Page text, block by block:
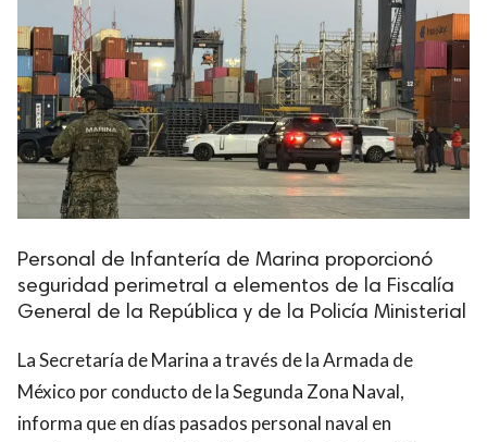
Personal de Infantería de Marina proporcionó
seguridad perimetral a elementos de la Fiscalía
General de la República y de la Policía Ministerial
La Secretaría de Marina a través de la Armada de
México por conducto de la Segunda Zona Naval,
informa que en días pasados personal naval en